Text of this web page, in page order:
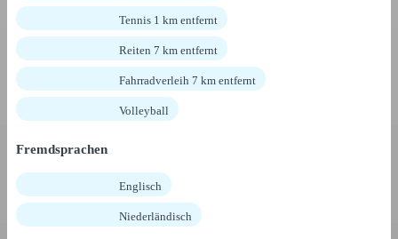
Tennis 1 km entfernt
Reiten 7 km entfernt
Fahrradverleih 7 km entfernt
Volleyball
Fremdsprachen
Englisch
Niederländisch